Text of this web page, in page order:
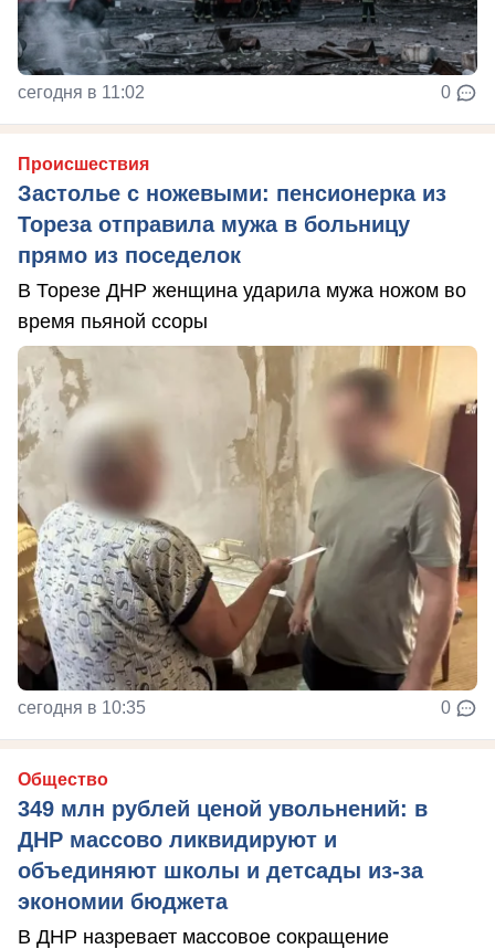
сегодня в 11:02 0
Происшествия
Застолье с ножевыми: пенсионерка из
Тореза отправила мужа в больницу
прямо из поседелок
В Торезе ДНР женщина ударила мужа ножом во
время пьяной ссоры
сегодня в 10:35 0
Общество
349 млн рублей ценой увольнений: в
ДНР массово ликвидируют и
объединяют школы и детсады из-за
экономии бюджета
В ДНР назревает массовое сокращение